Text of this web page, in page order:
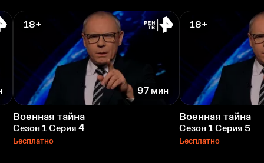
18+
97 мин
Военная тайна
Сезон 1 Серия 4
Бесплатно
18+
Военная тайна
Сезон 1 Серия 5
Бесплатно